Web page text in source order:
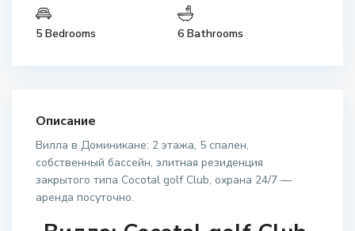
5 Bedrooms 6 Bathrooms
Описание
Вилла в Доминикане: 2 этажа, 5 спален,
собственный бассейн, элитная резиденция
закрытого типа Cocotal golf Club, охрана 24/7 —
аренда посуточно.